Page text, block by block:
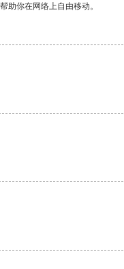
助你在网络上自由移动。